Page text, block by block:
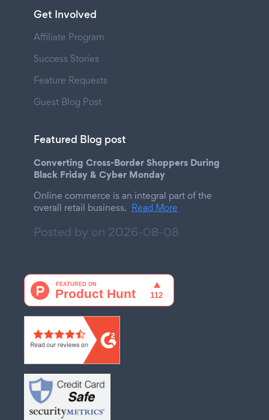
Get Involved
Affiliate Program
Success Stories
Feature Requests
Guest Blog Post
Featured Blog post
Converting Cross-Border Shoppers During
Black Friday & Cyber Monday
Online commerce is an integral part of the
overall retail business. Read More
Posted by on 2026-08-08